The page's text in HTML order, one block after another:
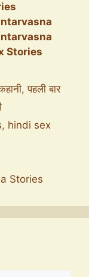
Stories
,पहली बार
, hindi sex
Stories